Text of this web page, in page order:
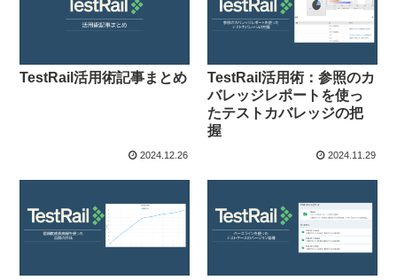
TestRail活用術記事まとめ
2024.12.26
TestRail活用術：参照のカ
バレッジレポートを使っ
たテストカバレッジの把
握
2024.11.29